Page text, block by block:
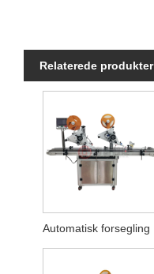
Relaterede produkter